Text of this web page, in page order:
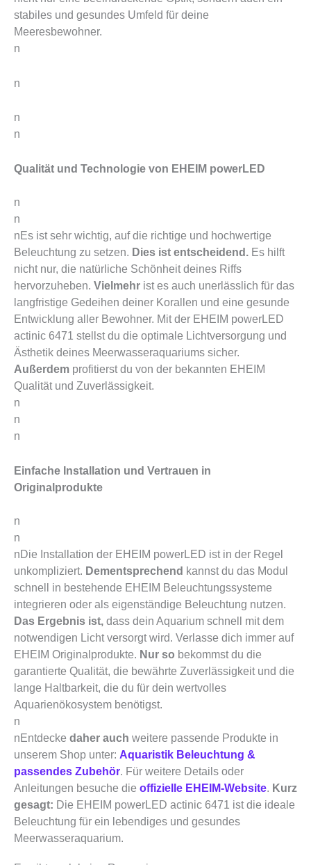
stabiles und gesundes Umfeld für deine
Meeresbewohner.
n
n
n
n
Qualität und Technologie von EHEIM powerLED
n
n
nEs ist sehr wichtig, auf die richtige und hochwertige
Beleuchtung zu setzen. Dies ist entscheidend. Es hilft
nicht nur, die natürliche Schönheit deines Riffs
hervorzuheben. Vielmehr ist es auch unerlässlich für das
langfristige Gedeihen deiner Korallen und eine gesunde
Entwicklung aller Bewohner. Mit der EHEIM powerLED
actinic 6471 stellst du die optimale Lichtversorgung und
Ästhetik deines Meerwasseraquariums sicher.
Außerdem profitierst du von der bekannten EHEIM
Qualität und Zuverlässigkeit.
n
n
n
Einfache Installation und Vertrauen in
Originalprodukte
n
n
nDie Installation der EHEIM powerLED ist in der Regel
unkompliziert. Dementsprechend kannst du das Modul
schnell in bestehende EHEIM Beleuchtungssysteme
integrieren oder als eigenständige Beleuchtung nutzen.
Das Ergebnis ist, dass dein Aquarium schnell mit dem
notwendigen Licht versorgt wird. Verlasse dich immer auf
EHEIM Originalprodukte. Nur so bekommst du die
garantierte Qualität, die bewährte Zuverlässigkeit und die
lange Haltbarkeit, die du für dein wertvolles
Aquarienökosystem benötigst.
n
nEntdecke daher auch weitere passende Produkte in
unserem Shop unter: Aquaristik Beleuchtung &
passendes Zubehör. Für weitere Details oder
Anleitungen besuche die offizielle EHEIM-Website. Kurz
gesagt: Die EHEIM powerLED actinic 6471 ist die ideale
Beleuchtung für ein lebendiges und gesundes
Meerwasseraquarium.